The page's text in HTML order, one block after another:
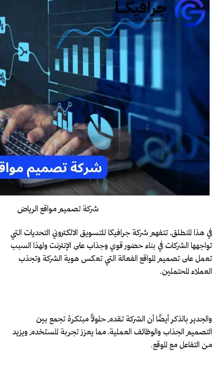
شركة تصميم مواقع الرياض
في هذا المنطلق، تتفهم شركة جرافيكا للتسويق الالكتروني التحديات التي
تواجهها الشركات في بناء حضور قوي وجذاب على الإنترنت ولهذا السبب
تعمل على تصميم المواقع الفعالة التي تعكس هوية الشركة وتجذب
العملاء المحتملين.
والجدير بالذكر أيضًا أن الشركة تقدم حلولاً مبتكرة تجمع بين
التصميم الجذاب والوظائف العملية، مما يعزز تجربة المستخدم ويزيد
من التفاعل مع الموقع.